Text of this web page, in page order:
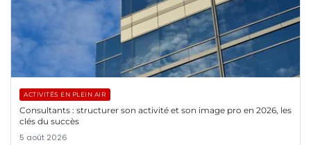
ACTIVITÉS EN PLEIN AIR
Consultants : structurer son activité et son image pro en 2026, les
clés du succès
5 août 2026